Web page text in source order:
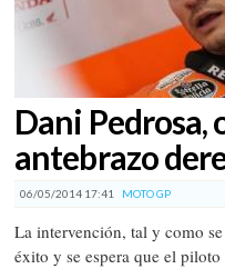
Dani Pedrosa,
antebrazo
06/05/2014 17:41 MOTO GP
La intervención, tal y como
éxito y se espera que el